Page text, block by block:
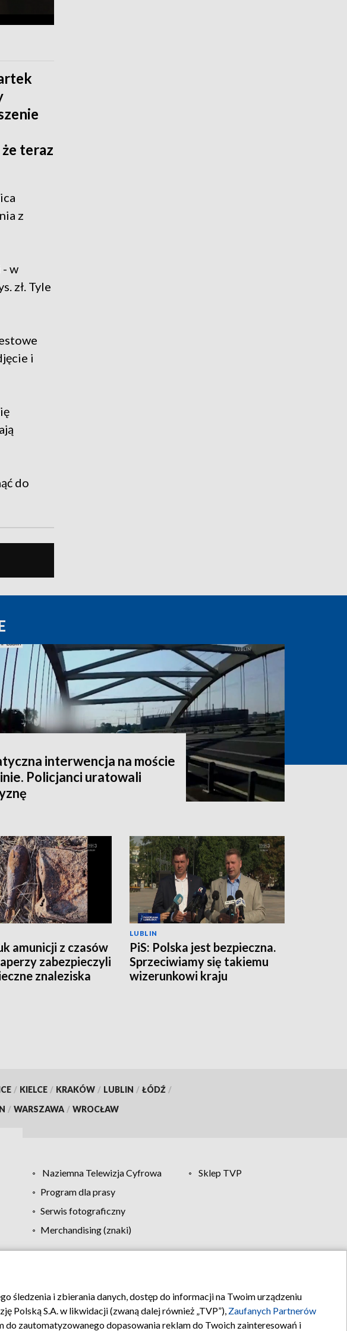
teraz
z
w
zł. Tyle
i
do
interwencja na moście
Policjanci uratowali
amunicji z czasów
zabezpieczyli
znaleziska
LUBLIN
PiS: Polska jest bezpieczna.
Sprzeciwiamy się takiemu
wizerunkowi kraju
/ KIELCE / KRAKÓW / LUBLIN / ŁÓDŹ /
/ WARSZAWA / WROCŁAW
Naziemna Telewizja Cyfrowa
Sklep TVP
Program dla prasy
Serwis fotograficzny
Merchandising (znaki)
Pomoc Biuro reklamy Kontakt
śledzenia i zbierania danych, dostęp do informacji na Twoim urządzeniu
Polską S.A. w likwidacji (zwaną dalej również „TVP”), Zaufanych Partnerów
do zautomatyzowanego dopasowania reklam do Twoich zainteresowań i